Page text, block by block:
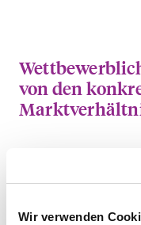
Wir verwenden
von den
Das OLG
Grundsätzlich sei